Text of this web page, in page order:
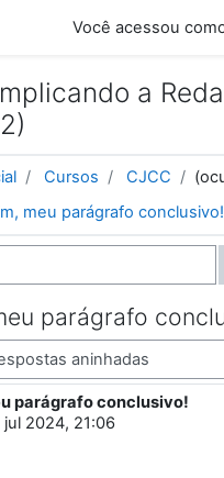
Você acessou
a
Cursos CJCC
meu parágrafo conclusivo!
parágrafo
parágrafo conclusivo!
2024, 21:06
respostas: 6